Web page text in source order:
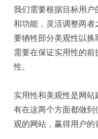
我们需要根据目标用户
和功能，灵活调整两者
要牺牲部分美观性以换
需要在保证实用性的
性。
实用性和美观性是网站
有在这两个方面都做到
观的网站，赢得用户的